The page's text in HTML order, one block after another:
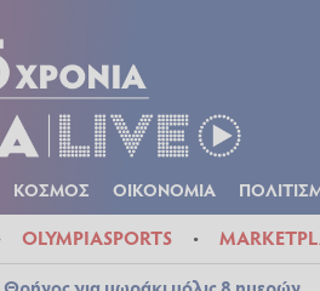
ΚΟΣΜΟΣ ΟΙΚΟΝΟΜΙΑ
OLYMPIASPORTS